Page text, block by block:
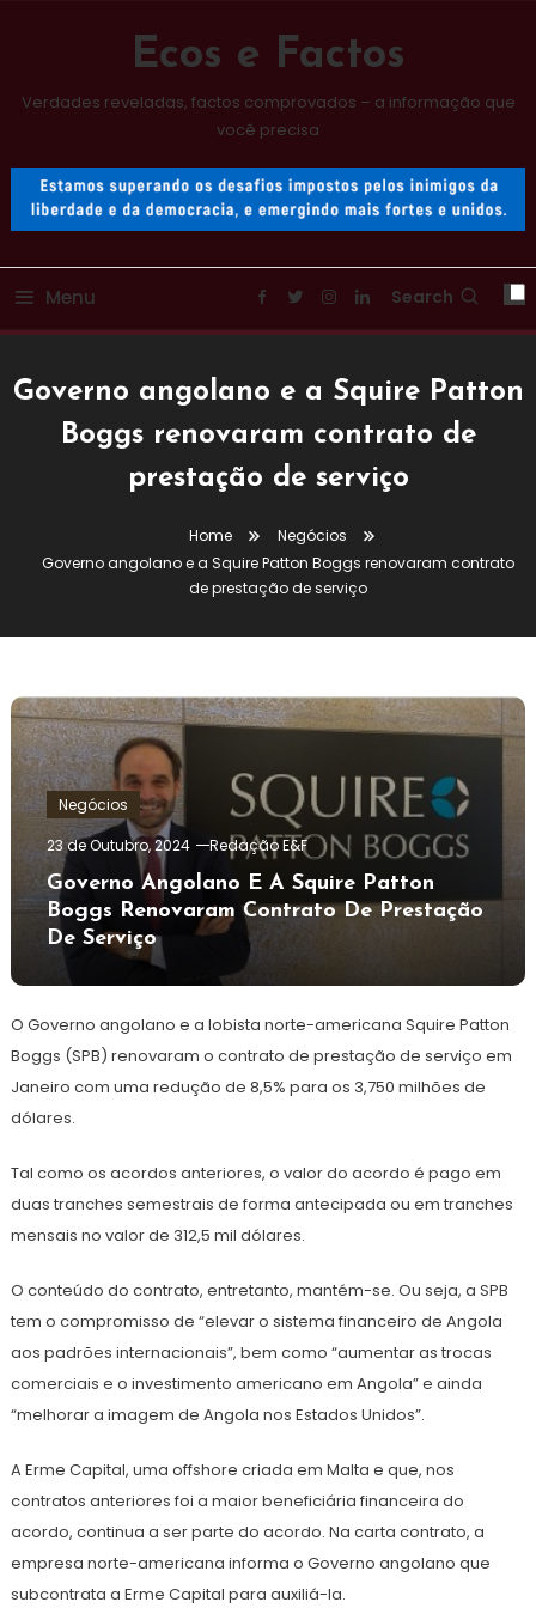
Ecos e Factos
Verdades reveladas, factos comprovados – a informação que
você precisa
Menu Search
Governo angolano e a Squire Patton
Boggs renovaram contrato de
prestação de serviço
Home
Negócios
Governo angolano e a Squire Patton Boggs renovaram contrato
de prestação de serviço
Negócios
23 de Outubro, 2024
Redação E&F
Governo Angolano E A Squire Patton
Boggs Renovaram Contrato De Prestação
De Serviço
O Governo angolano e a lobista norte-americana Squire Patton
Boggs (SPB) renovaram o contrato de prestação de serviço em
Janeiro com uma redução de 8,5% para os 3,750 milhões de
dólares.
Tal como os acordos anteriores, o valor do acordo é pago em
duas tranches semestrais de forma antecipada ou em tranches
mensais no valor de 312,5 mil dólares.
O conteúdo do contrato, entretanto, mantém-se. Ou seja, a SPB
tem o compromisso de “elevar o sistema financeiro de Angola
aos padrões internacionais”, bem como “aumentar as trocas
comerciais e o investimento americano em Angola” e ainda
“melhorar a imagem de Angola nos Estados Unidos”.
A Erme Capital, uma offshore criada em Malta e que, nos
contratos anteriores foi a maior beneficiária financeira do
acordo, continua a ser parte do acordo. Na carta contrato, a
empresa norte-americana informa o Governo angolano que
subcontrata a Erme Capital para auxiliá-la.